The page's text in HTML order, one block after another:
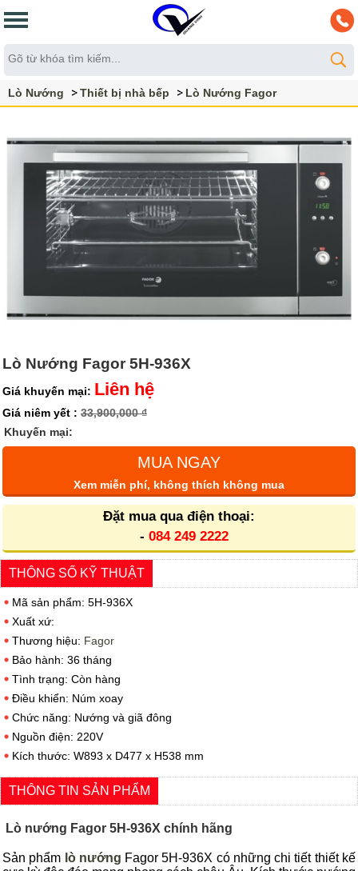
Lò Nướng Thiết bị nhà bếp Lò Nướng Fagor
Lò Nướng Fagor 5H-936X
Giá khuyến mại: Liên hệ
Giá niêm yết : 33,900,000 ₫
Khuyến mại:
MUA NGAY
Xem miễn phí, không thích không mua
Đặt mua qua điện thoại:
- 084 249 2222
THÔNG SỐ KỸ THUẬT
Mã sản phẩm: 5H-936X
Xuất xứ:
Thương hiệu: Fagor
Bảo hành: 36 tháng
Tình trạng: Còn hàng
Điều khiển: Núm xoay
Chức năng: Nướng và giã đông
Nguồn điện: 220V
Kích thước: W893 x D477 x H538 mm
THÔNG TIN SẢN PHẨM
Lò nướng Fagor 5H-936X chính hãng
Sản phẩm lò nướng Fagor 5H-936X có những chi tiết thiết kế